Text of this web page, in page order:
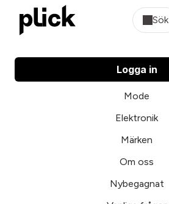
Sök
Logga in
Mode
Elektronik
Märken
Om oss
Nybegagnat